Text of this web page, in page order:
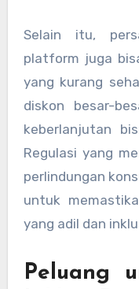
Selain itu,
platform juga
yang kurang
diskon besar-
keberlanjutan
Regulasi yang
perlindungan
untuk
yang adil dan
Peluang